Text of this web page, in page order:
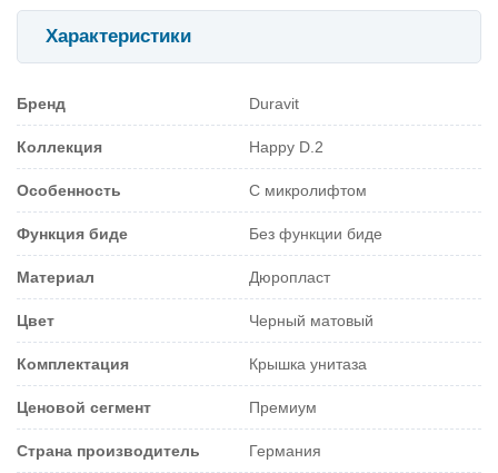
Характеристики
Бренд Duravit
Коллекция Happy D.2
Особенность С микролифтом
Функция биде Без функции биде
Материал Дюропласт
Цвет Черный матовый
Комплектация Крышка унитаза
Ценовой сегмент Премиум
Страна производитель Германия